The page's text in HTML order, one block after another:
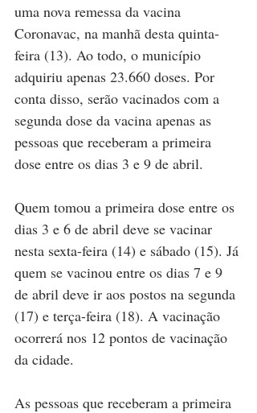
uma nova remessa da vacina
Coronavac, na manhã desta quinta-
feira (13). Ao todo, o município
adquiriu apenas 23.660 doses. Por
conta disso, serão vacinados com a
segunda dose da vacina apenas as
pessoas que receberam a primeira
dose entre os dias 3 e 9 de abril.
Quem tomou a primeira dose entre os
dias 3 e 6 de abril deve se vacinar
nesta sexta-feira (14) e sábado (15). Já
quem se vacinou entre os dias 7 e 9
de abril deve ir aos postos na segunda
(17) e terça-feira (18). A vacinação
ocorrerá nos 12 pontos de vacinação
da cidade.
As pessoas que receberam a primeira